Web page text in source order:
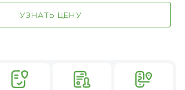
УЗНАТЬ ЦЕНУ